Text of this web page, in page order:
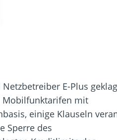
Netzbetreiber E-Plus
Mobilfunktarifen mit
einige Klauseln
Sperre des